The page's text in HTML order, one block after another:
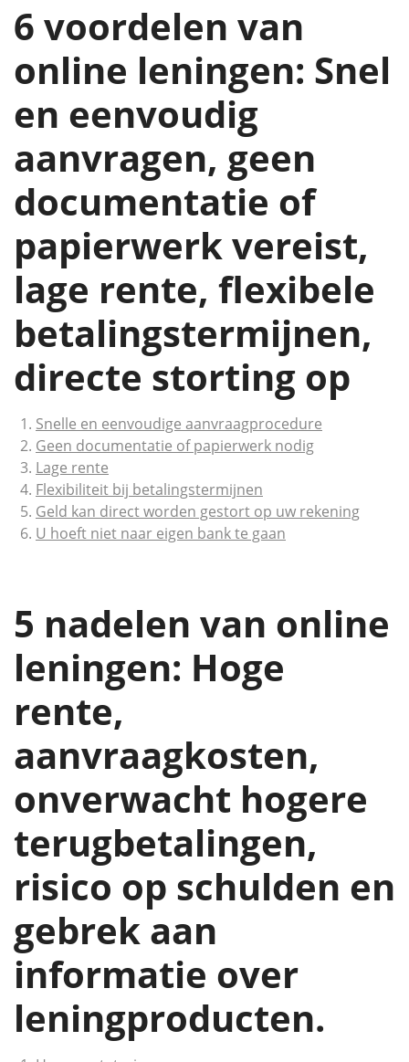
6 voordelen van
online leningen: Snel
en eenvoudig
aanvragen, geen
documentatie of
papierwerk vereist,
lage rente, flexibele
betalingstermijnen,
directe storting op
Snelle en eenvoudige aanvraagprocedure
Geen documentatie of papierwerk nodig
Lage rente
Flexibiliteit bij betalingstermijnen
Geld kan direct worden gestort op uw rekening
U hoeft niet naar eigen bank te gaan
5 nadelen van online
leningen: Hoge
rente,
aanvraagkosten,
onverwacht hogere
terugbetalingen,
risico op schulden en
gebrek aan
informatie over
leningproducten.